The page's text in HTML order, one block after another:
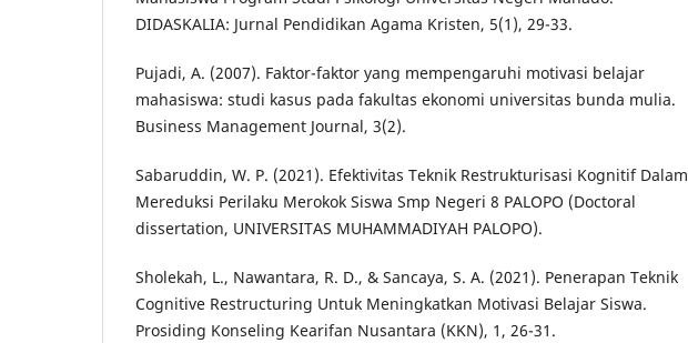
DIDASKALIA: Jurnal Pendidikan Agama Kristen, 5(1), 29-33.
Pujadi, A. (2007). Faktor-faktor yang mempengaruhi motivasi belajar
mahasiswa: studi kasus pada fakultas ekonomi universitas bunda mulia.
Business Management Journal, 3(2).
Sabaruddin, W. P. (2021). Efektivitas Teknik Restrukturisasi Kognitif Dalam
Mereduksi Perilaku Merokok Siswa Smp Negeri 8 PALOPO (Doctoral
dissertation, UNIVERSITAS MUHAMMADIYAH PALOPO).
Sholekah, L., Nawantara, R. D., & Sancaya, S. A. (2021). Penerapan Teknik
Cognitive Restructuring Untuk Meningkatkan Motivasi Belajar Siswa.
Prosiding Konseling Kearifan Nusantara (KKN), 1, 26-31.